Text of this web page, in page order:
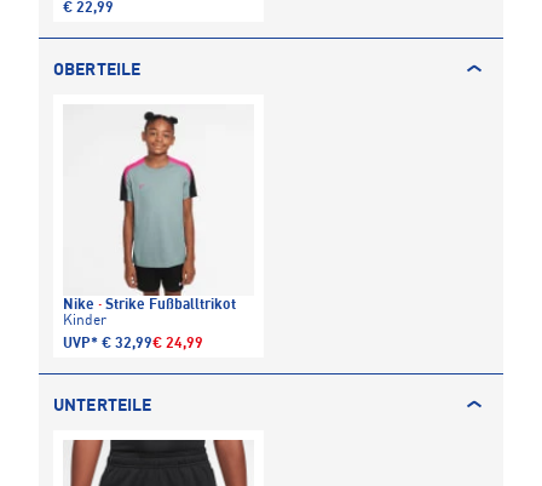
€ 22,99
OBERTEILE
Nike · Strike Fußballtrikot
Kinder
UVP* € 32,99€ 24,99
UNTERTEILE